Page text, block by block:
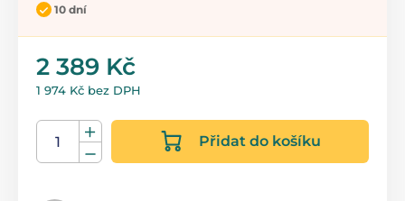
10 dní
2 389 Kč
1 974 Kč bez DPH
Přidat do košíku